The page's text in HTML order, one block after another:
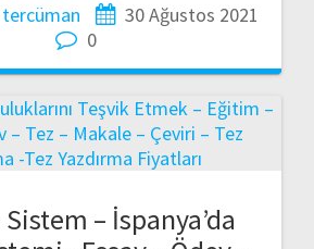
30 Ağustos 2021
0
– İspanya’da